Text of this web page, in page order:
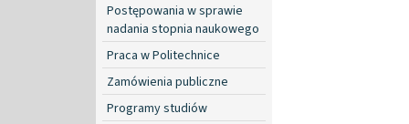
Postępowania w sprawie
nadania stopnia naukowego
Praca w Politechnice
Zamówienia publiczne
Programy studiów